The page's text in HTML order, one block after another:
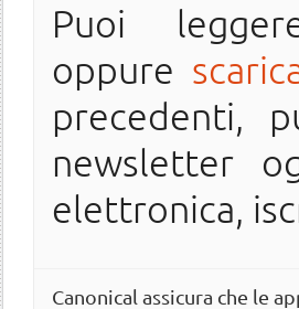
Puoi
oppure
precedenti,
newsletter
elettronica,
Canonical assicura che le